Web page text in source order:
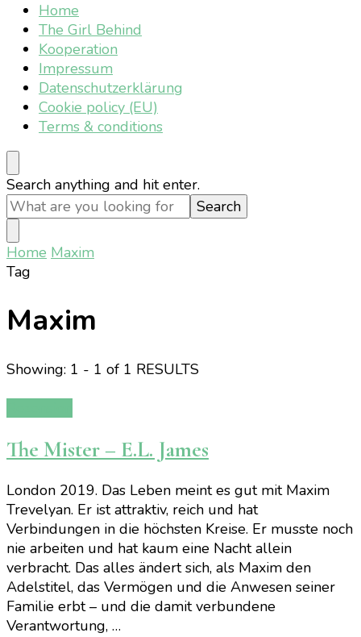
Home
The Girl Behind
Kooperation
Impressum
Datenschutzerklärung
Cookie policy (EU)
Terms & conditions
Looking
for
Something?
Search anything and hit enter.
Home Maxim
Tag
Maxim
Showing: 1 - 1 of 1 RESULTS
The Mister – E.L. James
London 2019. Das Leben meint es gut mit Maxim
Trevelyan. Er ist attraktiv, reich und hat
Verbindungen in die höchsten Kreise. Er musste noch
nie arbeiten und hat kaum eine Nacht allein
verbracht. Das alles ändert sich, als Maxim den
Adelstitel, das Vermögen und die Anwesen seiner
Familie erbt – und die damit verbundene
Verantwortung, …